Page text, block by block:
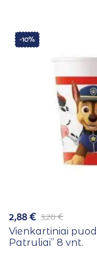
-10%
3,20€
2,88€
Vienkartiniai
Patruliai” 8 vnt.